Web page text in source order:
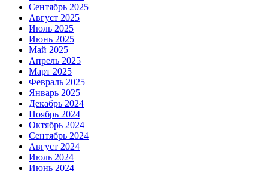
Сентябрь 2025
Август 2025
Июль 2025
Июнь 2025
Май 2025
Апрель 2025
Март 2025
Февраль 2025
Январь 2025
Декабрь 2024
Ноябрь 2024
Октябрь 2024
Сентябрь 2024
Август 2024
Июль 2024
Июнь 2024